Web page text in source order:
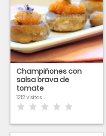
Champiñones con
salsa brava de
tomate
1212 visitas